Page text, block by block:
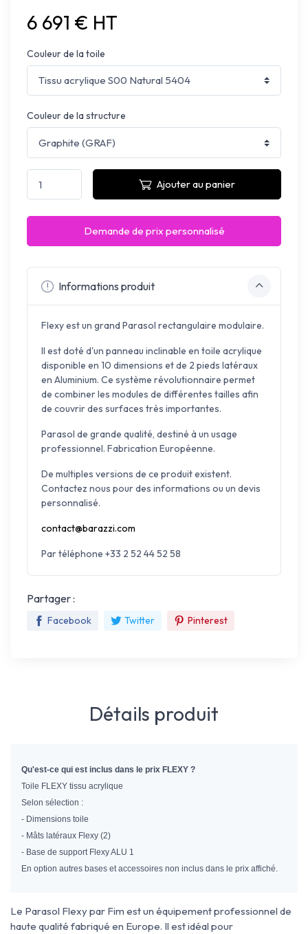
6 691 € HT
Couleur de la toile
Couleur de la structure
Ajouter au panier
Demande de prix personnalisé
Informations produit
Flexy est un grand Parasol rectangulaire modulaire.
Il est doté d'un panneau inclinable en toile acrylique
disponible en 10 dimensions et de 2 pieds latéraux
en Aluminium. Ce système révolutionnaire permet
de combiner les modules de différentes tailles afin
de couvrir des surfaces très importantes.
Parasol de grande qualité, destiné à un usage
professionnel. Fabrication Européenne.
De multiples versions de ce produit existent.
Contactez nous pour des informations ou un devis
personnalisé.
contact@barazzi.com
Par téléphone +33 2 52 44 52 58
Partager :
Facebook Twitter Pinterest
Détails produit
Qu'est-ce qui est inclus dans le prix FLEXY ?
Toile FLEXY tissu acrylique
Selon sélection :
- Dimensions toile
- Mâts latéraux Flexy (2)
- Base de support Flexy ALU 1
En option autres bases et accessoires non inclus dans le prix affiché.
Le Parasol Flexy par Fim est un équipement professionnel de
haute qualité fabriqué en Europe. Il est idéal pour